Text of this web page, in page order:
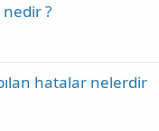
?
hatalar nelerdir